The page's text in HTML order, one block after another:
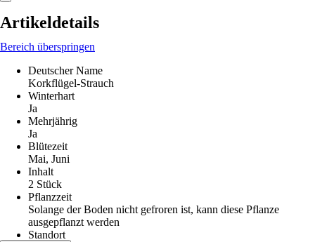
Artikeldetails
Bereich überspringen
Deutscher Name
Korkflügel-Strauch
Winterhart
Ja
Mehrjährig
Ja
Blütezeit
Mai, Juni
Inhalt
2 Stück
Pflanzzeit
Solange der Boden nicht gefroren ist, kann diese Pflanze
ausgepflanzt werden
Standort